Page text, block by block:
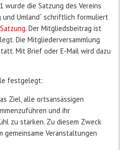
wurde die Satzung des Vereins
und Umland“ schriftlich formuliert
. Der Mitgliedsbeitrag ist
Die Mitgliederversammlung
Mit Brief oder E-Mail wird dazu
festgelegt:
Ziel, alle ortsansässigen
und ihr
zu stärken. Zu diesem Zweck
gemeinsame Veranstaltungen